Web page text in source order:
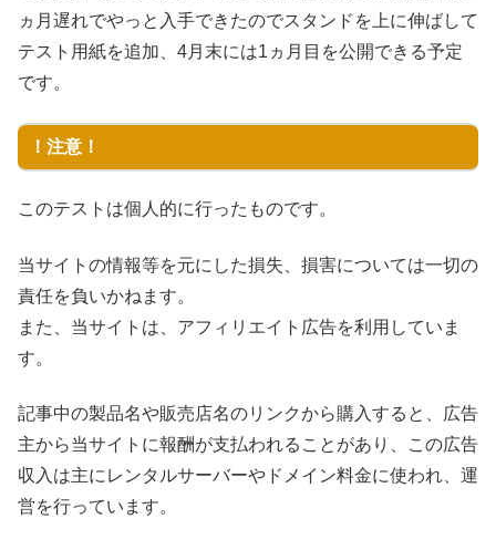
ヵ月遅れでやっと入手できたのでスタンドを上に伸ばして
テスト用紙を追加、4月末には1ヵ月目を公開できる予定
です。
！注意！
このテストは個人的に行ったものです。
当サイトの情報等を元にした損失、損害については一切の
責任を負いかねます。
また、当サイトは、アフィリエイト広告を利用していま
す。
記事中の製品名や販売店名のリンクから購入すると、広告
主から当サイトに報酬が支払われることがあり、この広告
収入は主にレンタルサーバーやドメイン料金に使われ、運
営を行っています。